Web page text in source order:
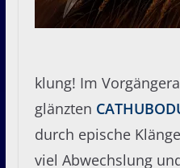
klung! Im
glänzten
durch epische
viel Abwechslung